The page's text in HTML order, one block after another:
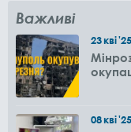
Важливі
23кві'25
08кві'25